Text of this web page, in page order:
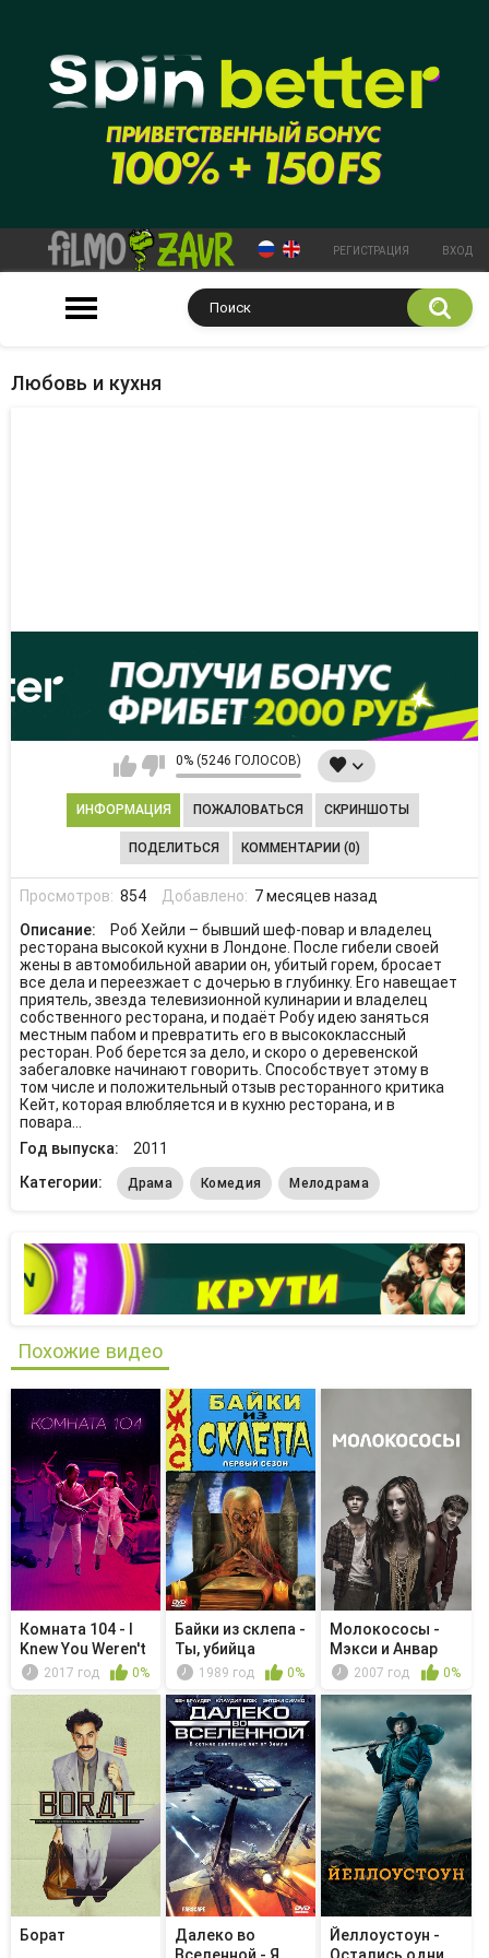
РЕГИСТРАЦИЯ ВХОД
Любовь и кухня
0% (5246 ГОЛОСОВ)
ИНФОРМАЦИЯ ПОЖАЛОВАТЬСЯ СКРИНШОТЫ
ПОДЕЛИТЬСЯ КОММЕНТАРИИ (0)
Просмотров: 854 Добавлено: 7 месяцев назад
Описание:
Роб Хейли – бывший шеф-повар и владелец
ресторана высокой кухни в Лондоне. После гибели своей
жены в автомобильной аварии он, убитый горем, бросает
все дела и переезжает с дочерью в глубинку. Его навещает
приятель, звезда телевизионной кулинарии и владелец
собственного ресторана, и подаёт Робу идею заняться
местным пабом и превратить его в высококлассный
ресторан. Роб берется за дело, и скоро о деревенской
забегаловке начинают говорить. Способствует этому в
том числе и положительный отзыв ресторанного критика
Кейт, которая влюбляется и в кухню ресторана, и в
повара…
Год выпуска:
2011
Категории:
Драма Комедия Мелодрама
Похожие видео
Комната 104 - I
Knew You Weren't
Dead2017 год 0%
Байки из склепа -
Ты, убийца
1989 год 0%
Молокососы -
Мэкси и Анвар
2007 год 0%
Борат
Далеко во
Йеллоустоун -